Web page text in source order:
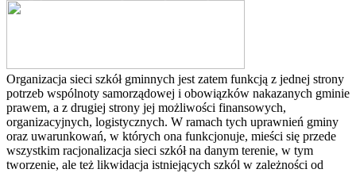
Organizacja sieci szkół gminnych jest zatem funkcją z jednej strony
potrzeb wspólnoty samorządowej i obowiązków nakazanych gminie
prawem, a z drugiej strony jej możliwości finansowych,
organizacyjnych, logistycznych. W ramach tych uprawnień gminy
oraz uwarunkowań, w których ona funkcjonuje, mieści się przede
wszystkim racjonalizacja sieci szkół na danym terenie, w tym
tworzenie, ale też likwidacja istniejących szkól w zależności od